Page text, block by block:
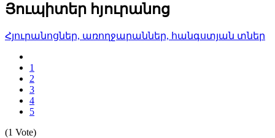
Յուպիտեր հյուրանոց
Հյուրանոցներ, առողջար­աններ, հանգստյան տներ
1
2
3
4
5
(1 Vote)